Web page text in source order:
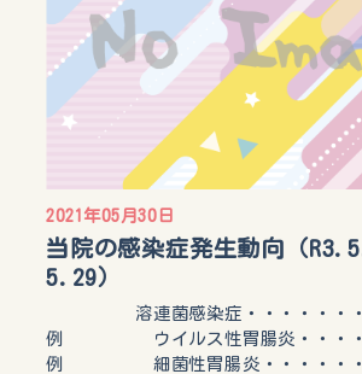
2021年05月30日
当院の感染症発生動向（
5.29）
溶連菌感染症・・・・・・・
例 ウイルス性胃腸炎・・・・
例 細菌性胃腸炎・・・・・・